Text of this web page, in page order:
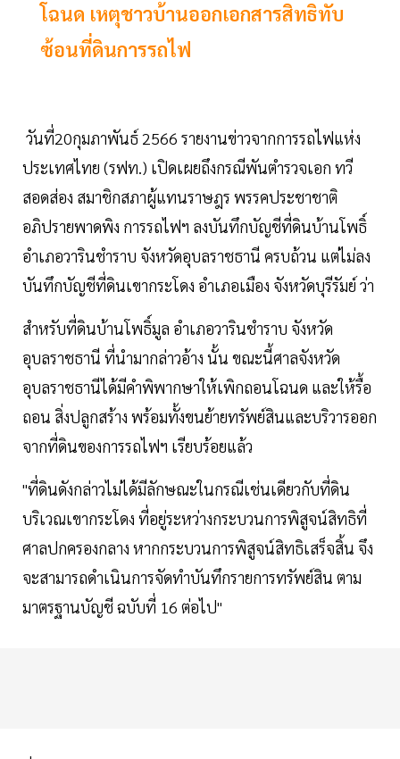
โฉนด เหตุชาวบ้านออกเอกสารสิทธิทับ
ซ้อนที่ดินการรถไฟ
วันที่20กุมภาพันธ์ 2566 รายงานข่าวจากการรถไฟแห่ง
ประเทศไทย (รฟท.) เปิดเผยถึงกรณีพันตำรวจเอก ทวี
สอดส่อง สมาชิกสภาผู้แทนราษฎร พรรคประชาชาติ
อภิปรายพาดพิง การรถไฟฯ ลงบันทึกบัญชีที่ดินบ้านโพธิ์
อำเภอวารินชำราบ จังหวัดอุบลราชธานี ครบถ้วน แต่ไม่ลง
บันทึกบัญชีที่ดินเขากระโดง อำเภอเมือง จังหวัดบุรีรัมย์ ว่า
สำหรับที่ดินบ้านโพธิ์มูล อำเภอวารินชำราบ จังหวัด
อุบลราชธานี ที่นำมากล่าวอ้าง นั้น ขณะนี้ศาลจังหวัด
อุบลราชธานีได้มีคำพิพากษาให้เพิกถอนโฉนด และให้รื้อ
ถอน สิ่งปลูกสร้าง พร้อมทั้งขนย้ายทรัพย์สินและบริวารออก
จากที่ดินของการรถไฟฯ เรียบร้อยแล้ว
"ที่ดินดังกล่าวไม่ได้มีลักษณะในกรณีเช่นเดียวกับที่ดิน
บริเวณเขากระโดง ที่อยู่ระหว่างกระบวนการพิสูจน์สิทธิที่
ศาลปกครองกลาง หากกระบวนการพิสูจน์สิทธิเสร็จสิ้น จึง
จะสามารถดำเนินการจัดทำบันทึกรายการทรัพย์สิน ตาม
มาตรฐานบัญชี ฉบับที่ 16 ต่อไป"